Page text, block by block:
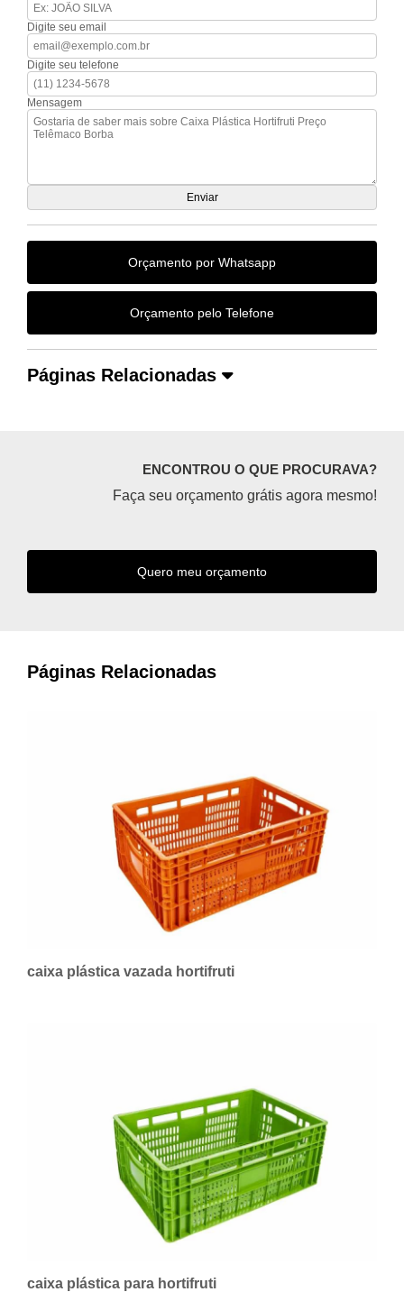
Digite seu email
Digite seu telefone
Mensagem
Orçamento por Whatsapp
Orçamento pelo Telefone
Páginas Relacionadas
ENCONTROU O QUE PROCURAVA?
Faça seu orçamento grátis agora mesmo!
Quero meu orçamento
Páginas Relacionadas
caixa plástica vazada hortifruti
caixa plástica para hortifruti